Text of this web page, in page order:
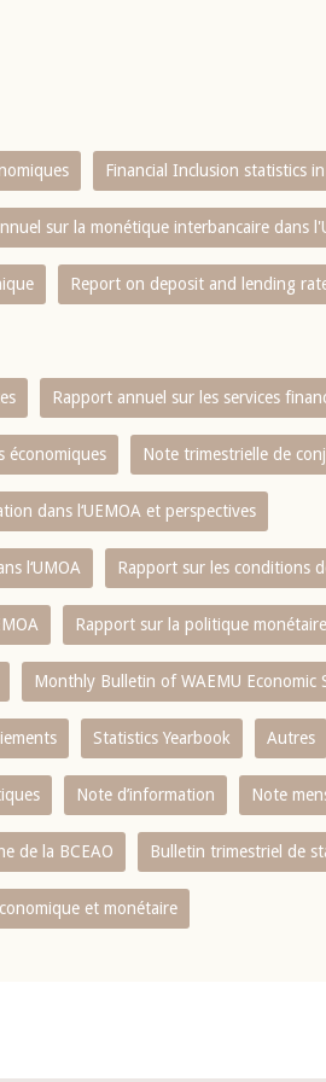
Financial Inclusion statistics
sur la monétique interbancaire dans
Report on deposit and lending
Rapport annuel sur les services
économiques Note trimestrielle de
dans l‘UEMOA et perspectives
l‘UMOA Rapport sur les conditions
Rapport sur la politique monétaire
Monthly Bulletin of WAEMU Economic
Statistics Yearbook Autres
Note d’information Note
de la BCEAO Bulletin trimestriel de
et monétaire